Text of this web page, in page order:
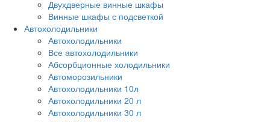
Двухдверные винные шкафы
Винные шкафы с подсветкой
Автохолодильники
Автохолодильники
Все автохолодильники
Абсорбционные холодильники
Автоморозильники
Автохолодильники 10л
Автохолодильники 20 л
Автохолодильники 30 л